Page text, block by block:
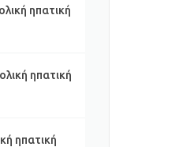
ηπατική
ηπατική
ηπατική